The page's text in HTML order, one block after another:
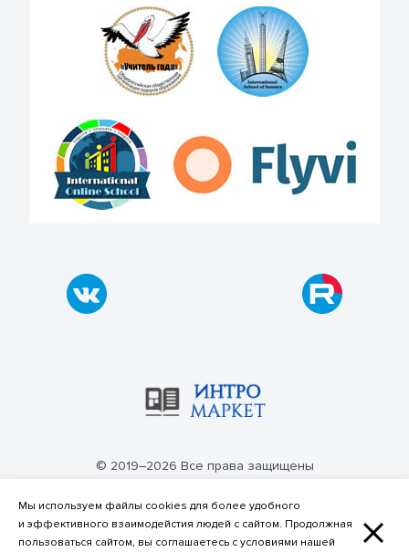
© 2019–2026 Все права защищены
Политика конфиденциальности
Мы используем файлы cookies для более удобного
и эффективного взаимодейстия людей с сайтом. Продолжная
пользоваться сайтом, вы соглашаетесь с условиями нашей